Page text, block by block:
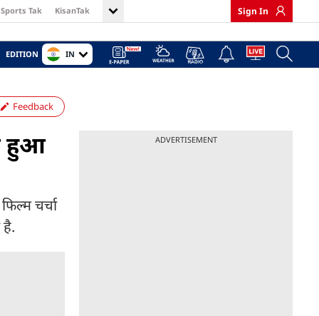
Sports Tak KisanTak Sign In
EDITION IN
Feedback
हुआ
चर्चा
ADVERTISEMENT